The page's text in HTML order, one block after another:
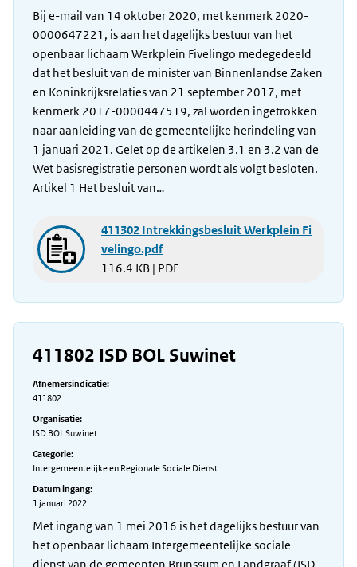
Bij e-mail van 14 oktober 2020, met kenmerk 2020-
0000647221, is aan het dagelijks bestuur van het
openbaar lichaam Werkplein Fivelingo medegedeeld
dat het besluit van de minister van Binnenlandse Zaken
en Koninkrijksrelaties van 21 september 2017, met
kenmerk 2017-0000447519, zal worden ingetrokken
naar aanleiding van de gemeentelijke herindeling van
1 januari 2021. Gelet op de artikelen 3.1 en 3.2 van de
Wet basisregistratie personen wordt als volgt besloten.
Artikel 1 Het besluit van…
411302 Intrekkingsbesluit Werkplein Fi
velingo.pdf
116.4 KB | PDF
411802 ISD BOL Suwinet
Afnemersindicatie:
411802
Organisatie:
ISD BOL Suwinet
Categorie:
Intergemeentelijke en Regionale Sociale Dienst
Datum ingang:
1 januari 2022
Met ingang van 1 mei 2016 is het dagelijks bestuur van
het openbaar lichaam Intergemeentelijke sociale